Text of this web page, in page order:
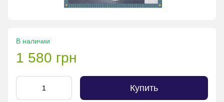
В наличии
1 580 грн
Купить